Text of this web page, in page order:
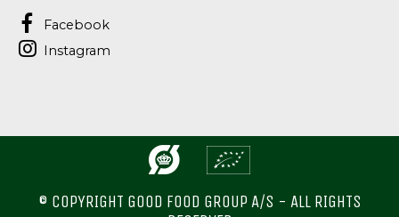
Facebook
Instagram
© COPYRIGHT GOOD FOOD GROUP A/S - ALL RIGHTS